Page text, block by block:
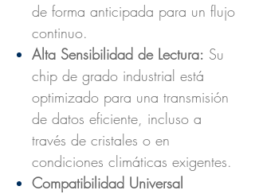
de forma anticipada para un flujo
continuo.
Alta Sensibilidad de Lectura: Su
chip de grado industrial está
optimizado para una transmisión
de datos eficiente, incluso a
través de cristales o en
condiciones climáticas exigentes.
Compatibilidad Universal